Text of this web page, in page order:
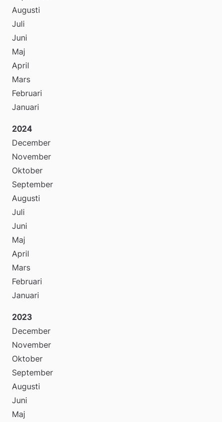
Augusti
Juli
Juni
Maj
April
Mars
Februari
Januari
2024
December
November
Oktober
September
Augusti
Juli
Juni
Maj
April
Mars
Februari
Januari
2023
December
November
Oktober
September
Augusti
Juni
Maj